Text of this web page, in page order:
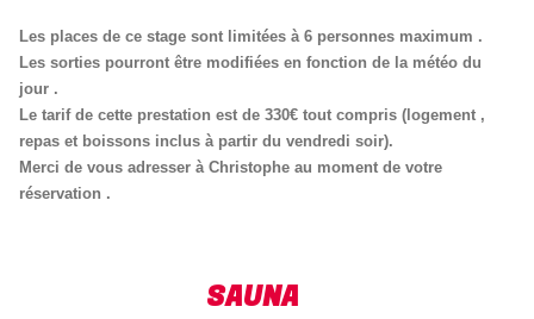
Les places de ce stage sont limitées à 6 personnes maximum .
Les sorties pourront être modifiées en fonction de la météo du
jour .
Le tarif de cette prestation est de 330€ tout compris (logement ,
repas et boissons inclus à partir du vendredi soir).
Merci de vous adresser à Christophe au moment de votre
réservation .
SAUNA